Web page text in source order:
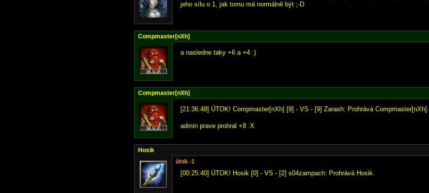
jeho sílu o 1, jak tomu má normálně být ;-D
Compmaster[nXh]
a nasledne taky +6 a +4 :)
Compmaster[nXh]
[21:36:48] ÚTOK! Compmaster[nXh] [9] - VS - [9] Zarash: Prohrává Compmaster[nXh].
admin prave prohral +8 :X
Hosik
útok -1
[00:25:40] ÚTOK! Hosik [0] - VS - [2] s04zampach: Prohrává Hosik.